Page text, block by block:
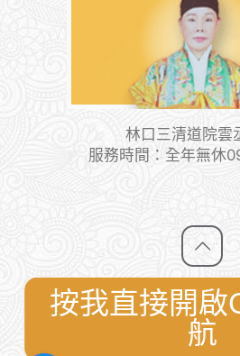
林口三清道院雲
服務時間：全年無休
按我直接開啟
航